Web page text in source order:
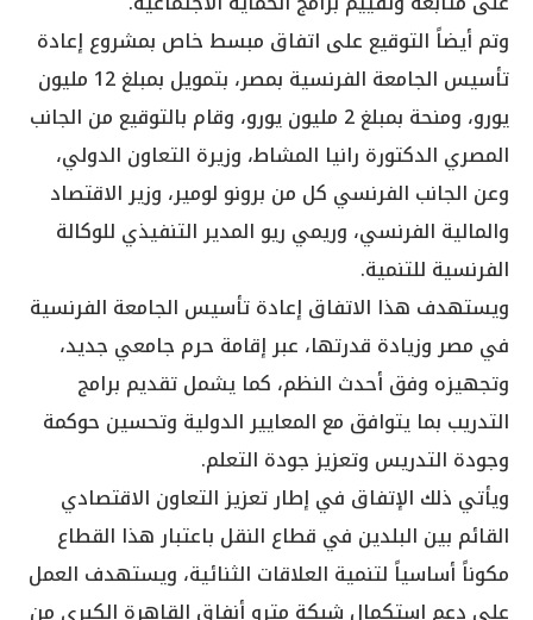
وتم أيضاً التوقيع على اتفاق مبسط خاص بمشروع إعادة
تأسيس الجامعة الفرنسية بمصر، بتمويل بمبلغ 12 مليون
يورو، ومنحة بمبلغ 2 مليون يورو، وقام بالتوقيع من الجانب
المصري الدكتورة رانيا المشاط، وزيرة التعاون الدولي،
وعن الجانب الفرنسي كل من برونو لومير، وزير الاقتصاد
والمالية الفرنسي، وريمي ريو المدير التنفيذي للوكالة
الفرنسية للتنمية.
ويستهدف هذا الاتفاق إعادة تأسيس الجامعة الفرنسية
في مصر وزيادة قدرتها، عبر إقامة حرم جامعي جديد،
وتجهيزه وفق أحدث النظم، كما يشمل تقديم برامج
التدريب بما يتوافق مع المعايير الدولية وتحسين حوكمة
وجودة التدريس وتعزيز جودة التعلم.
ويأتي ذلك الإتفاق في إطار تعزيز التعاون الاقتصادي
القائم بين البلدين في قطاع النقل باعتبار هذا القطاع
مكوناً أساسياً لتنمية العلاقات الثنائية، ويستهدف العمل
على دعم استكمال شبكة مترو أنفاق القاهرة الكبرى من